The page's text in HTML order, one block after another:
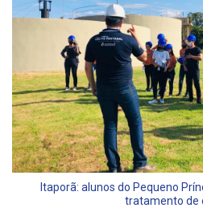
Itaporã: alunos do Pequeno
tratamento de